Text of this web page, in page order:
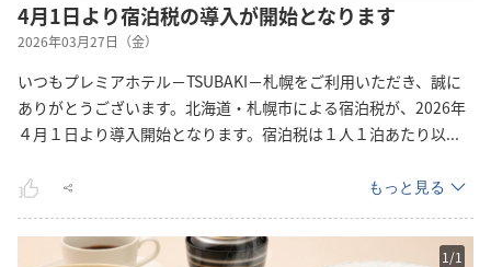
4月1日より宿泊税の導入が開始となります
2026年03月27日（金）
いつもプレミアホテル－TSUBAKI－札幌をご利用いただき、誠に
ありがとうございます。北海道・札幌市による宿泊税が、2026年
４月１日より導入開始となります。宿泊税は１人１泊あたり以...
もっと見る
1 /1